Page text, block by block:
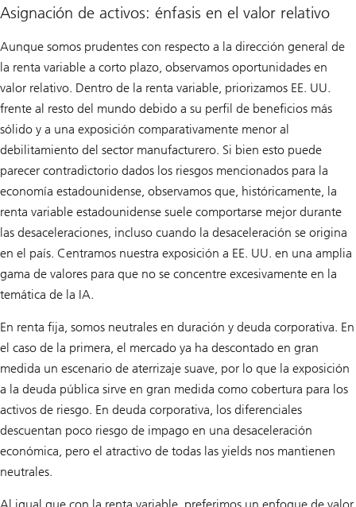
Asignación de activos: énfasis en el valor relativo
Aunque somos prudentes con respecto a la dirección general de
la renta variable a corto plazo, observamos oportunidades en
valor relativo. Dentro de la renta variable, priorizamos EE. UU.
frente al resto del mundo debido a su perfil de beneficios más
sólido y a una exposición comparativamente menor al
debilitamiento del sector manufacturero. Si bien esto puede
parecer contradictorio dados los riesgos mencionados para la
economía estadounidense, observamos que, históricamente, la
renta variable estadounidense suele comportarse mejor durante
las desaceleraciones, incluso cuando la desaceleración se origina
en el país. Centramos nuestra exposición a EE. UU. en una amplia
gama de valores para que no se concentre excesivamente en la
temática de la IA.
En renta fija, somos neutrales en duración y deuda corporativa. En
el caso de la primera, el mercado ya ha descontado en gran
medida un escenario de aterrizaje suave, por lo que la exposición
a la deuda pública sirve en gran medida como cobertura para los
activos de riesgo. En deuda corporativa, los diferenciales
descuentan poco riesgo de impago en una desaceleración
económica, pero el atractivo de todas las yields nos mantienen
neutrales.